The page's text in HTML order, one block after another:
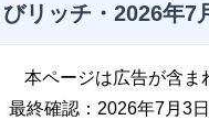
リッチ・2026年7
本ページは広告が含ま
最終確認：2026年7月3